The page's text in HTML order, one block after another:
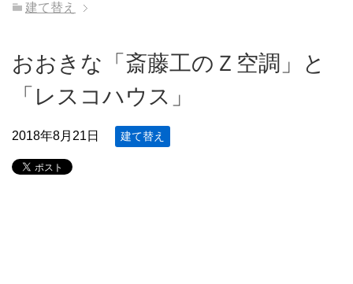
建て替え
おおきな「斎藤工のＺ空調」と
「レスコハウス」
2018年8月21日 建て替え